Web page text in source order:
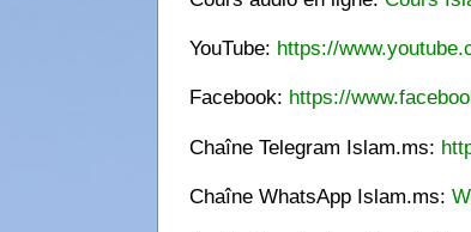
YouTube: https://
Facebook: https://
Chaîne Telegram Islam.ms:
Chaîne WhatsApp Islam.ms: